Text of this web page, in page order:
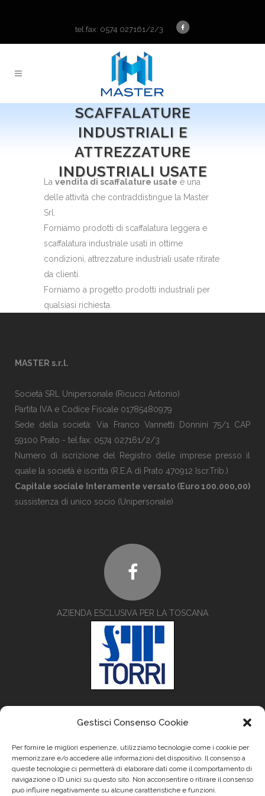
Gestisci Consenso Cookie
Per fornire le migliori esperienze, utilizziamo tecnologie come i cookie per
memorizzare e/o accedere alle informazioni del dispositivo. Il consenso a
queste tecnologie ci permetterà di elaborare dati come il comportamento di
navigazione o ID unici su questo sito. Non acconsentire o ritirare il consenso
può influire negativamente su alcune caratteristiche e funzioni.
tel.fax: 0574 027161/2/3
SCAFFALATURE
INDUSTRIALI E
ATTREZZATURE
INDUSTRIALI USATE
La vendita di scaffalature usate è una
delle attività che contraddistingue la Master
Srl.
Forniamo prodotti di scaffalatura leggera e
scaffalatura industriale usati in ottime
condizioni, attrezzature industriali usate ritirate
da clienti.
Forniamo a progetto prodotti industriali per
qualsiasi richiesta.
MASTER s.r.l.
Società SRL Unipersonale (Ricucci Antonio)
Partita IVA e Codice Fiscale 01785480979
Sede della società: Via Franco Vannetti Donnini 75/1 CAP
59100 Prato - tel.fax: 0574 027161/2/3
Numero di iscrizione del Registro delle imprese presso il
quale la società è iscritta (R.E.A di Prato 470912 Iscr.Trib.)
Capitale sociale Interamente versato (Euro 100.000,00)
sussistenza di unico socio (Unipersonale)
AZIENDA ESCLUSIVA PER LA TOSCANA